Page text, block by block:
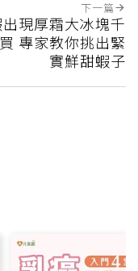
下一篇
現厚霜大冰塊千
專家教你挑出緊
實鮮甜蝦子